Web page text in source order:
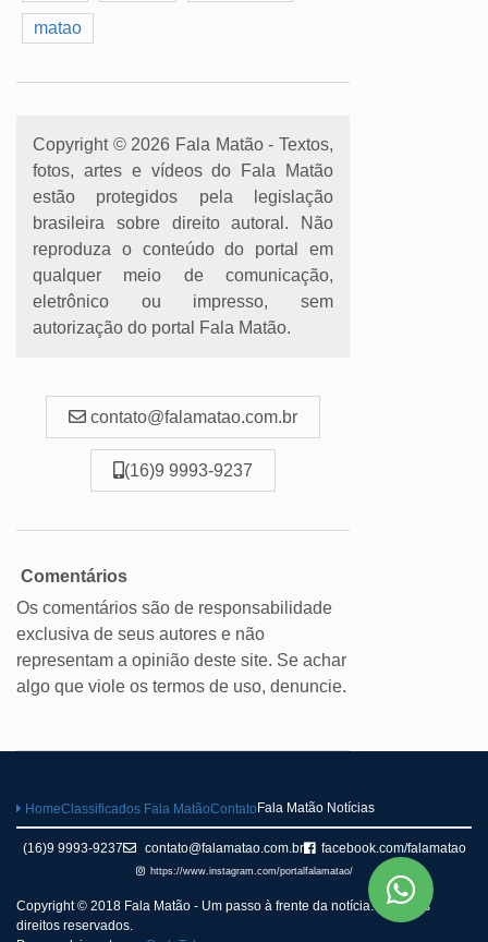
matao
Copyright © 2026 Fala Matão - Textos,
fotos, artes e vídeos do Fala Matão
estão protegidos pela legislação
brasileira sobre direito autoral. Não
reproduza o conteúdo do portal em
qualquer meio de comunicação,
eletrônico ou impresso, sem
autorização do portal Fala Matão.
contato@falamatao.com.br
(16)9 9993-9237
Comentários
Os comentários são de responsabilidade
exclusiva de seus autores e não
representam a opinião deste site. Se achar
algo que viole os termos de uso, denuncie.
HomeClassificados Fala MatãoContato Fala Matão Notícias
(16)9 9993-9237 contato@falamatao.com.br facebook.com/falamatao
https://www.instagram.com/portalfalamatao/
Copyright © 2018 Fala Matão - Um passo à frente da notícia. Todos os
direitos reservados.